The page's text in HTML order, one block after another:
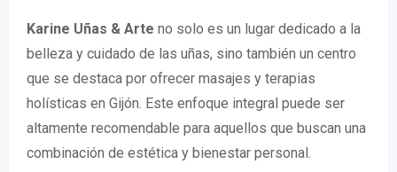
Karine Uñas & Arte no solo es un lugar dedicado a la
belleza y cuidado de las uñas, sino también un centro
que se destaca por ofrecer masajes y terapias
holísticas en Gijón. Este enfoque integral puede ser
altamente recomendable para aquellos que buscan una
combinación de estética y bienestar personal.